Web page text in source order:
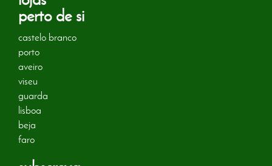
perto de si
castelo branco
porto
aveiro
viseu
guarda
lisboa
beja
faro